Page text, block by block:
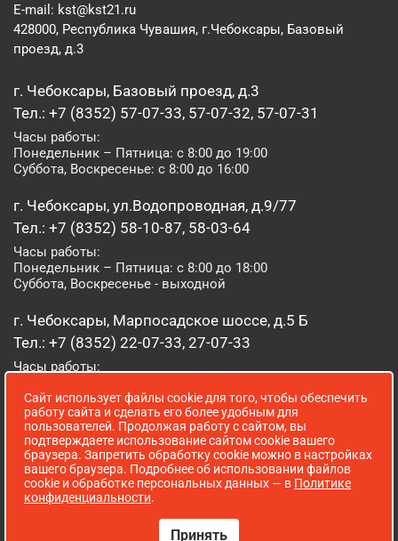
E-mail: kst@kst21.ru
428000, Республика Чувашия, г.Чебоксары, Базовый
проезд, д.3
г. Чебоксары, Базовый проезд, д.3
Тел.: +7 (8352) 57-07-33, 57-07-32, 57-07-31
Часы работы:
Понедельник – Пятница: с 8:00 до 19:00
Суббота, Воскресенье: с 8:00 до 16:00
г. Чебоксары, ул.Водопроводная, д.9/77
Тел.: +7 (8352) 58-10-87, 58-03-64
Часы работы:
Понедельник – Пятница: с 8:00 до 18:00
Суббота, Воскресенье - выходной
г. Чебоксары, Марпосадское шоссе, д.5 Б
Тел.: +7 (8352) 22-07-33, 27-07-33
Часы работы:
Суббота, Воскресенье: с 8:00 до 16:00
г. Йошкар-Ола, ул. Луначарского, д. 52 А
Тел.: (8362) 41-07-31
Часы работы:
Понедельник – Пятница: с 8:00 до 18:00
Сайт использует файлы cookie для того, чтобы обеспечить
работу сайта и сделать его более удобным для
пользователей. Продолжая работу с сайтом, вы
подтверждаете использование сайтом cookie вашего
браузера. Запретить обработку cookie можно в настройках
вашего браузера. Подробнее об использовании файлов
cookie и обработке персональных данных — в Политике
конфиденциальности.
Принять